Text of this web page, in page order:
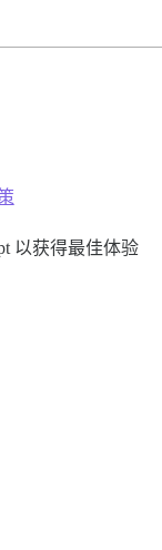
以获得最佳体验